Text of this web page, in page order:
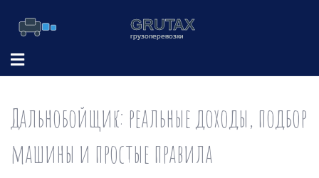
Дальнобойщик: реальные доходы, подбор
машины и простые правила